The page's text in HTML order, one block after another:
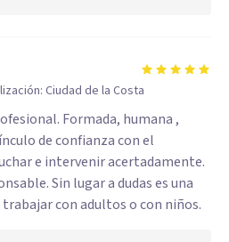
Ciudad de la Costa
Formada, humana ,
de confianza con el
e intervenir acertadamente.
Sin lugar a dudas es una
con adultos o con niños.